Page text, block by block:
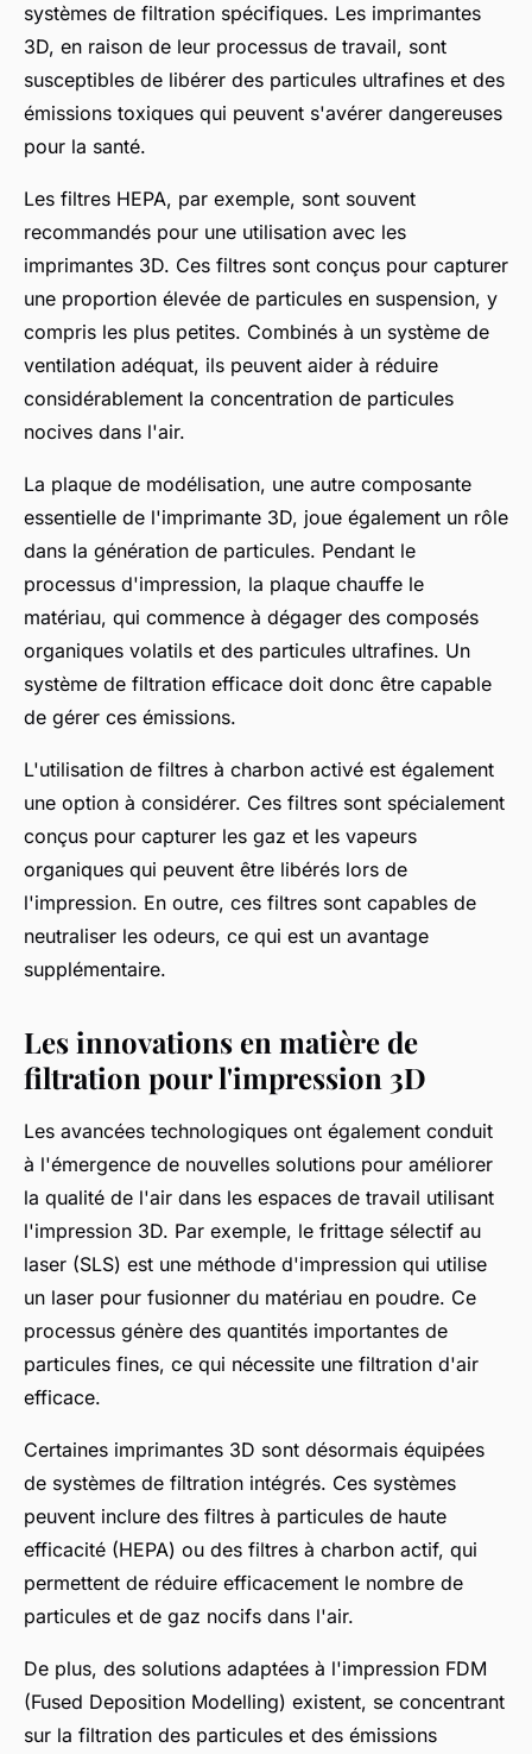
systèmes de filtration spécifiques. Les imprimantes
3D, en raison de leur processus de travail, sont
susceptibles de libérer des particules ultrafines et des
émissions toxiques qui peuvent s'avérer dangereuses
pour la santé.
Les filtres HEPA, par exemple, sont souvent
recommandés pour une utilisation avec les
imprimantes 3D. Ces filtres sont conçus pour capturer
une proportion élevée de particules en suspension, y
compris les plus petites. Combinés à un système de
ventilation adéquat, ils peuvent aider à réduire
considérablement la concentration de particules
nocives dans l'air.
La plaque de modélisation, une autre composante
essentielle de l'imprimante 3D, joue également un rôle
dans la génération de particules. Pendant le
processus d'impression, la plaque chauffe le
matériau, qui commence à dégager des composés
organiques volatils et des particules ultrafines. Un
système de filtration efficace doit donc être capable
de gérer ces émissions.
L'utilisation de filtres à charbon activé est également
une option à considérer. Ces filtres sont spécialement
conçus pour capturer les gaz et les vapeurs
organiques qui peuvent être libérés lors de
l'impression. En outre, ces filtres sont capables de
neutraliser les odeurs, ce qui est un avantage
supplémentaire.
Les innovations en matière de
filtration pour l'impression 3D
Les avancées technologiques ont également conduit
à l'émergence de nouvelles solutions pour améliorer
la qualité de l'air dans les espaces de travail utilisant
l'impression 3D. Par exemple, le frittage sélectif au
laser (SLS) est une méthode d'impression qui utilise
un laser pour fusionner du matériau en poudre. Ce
processus génère des quantités importantes de
particules fines, ce qui nécessite une filtration d'air
efficace.
Certaines imprimantes 3D sont désormais équipées
de systèmes de filtration intégrés. Ces systèmes
peuvent inclure des filtres à particules de haute
efficacité (HEPA) ou des filtres à charbon actif, qui
permettent de réduire efficacement le nombre de
particules et de gaz nocifs dans l'air.
De plus, des solutions adaptées à l'impression FDM
(Fused Deposition Modelling) existent, se concentrant
sur la filtration des particules et des émissions